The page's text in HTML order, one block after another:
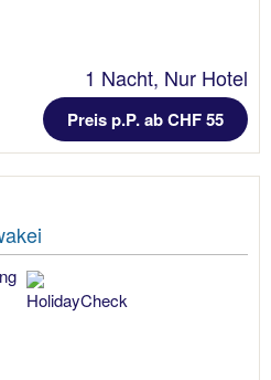
1 Nacht, Nur Hotel
Preis p.P. ab CHF 55